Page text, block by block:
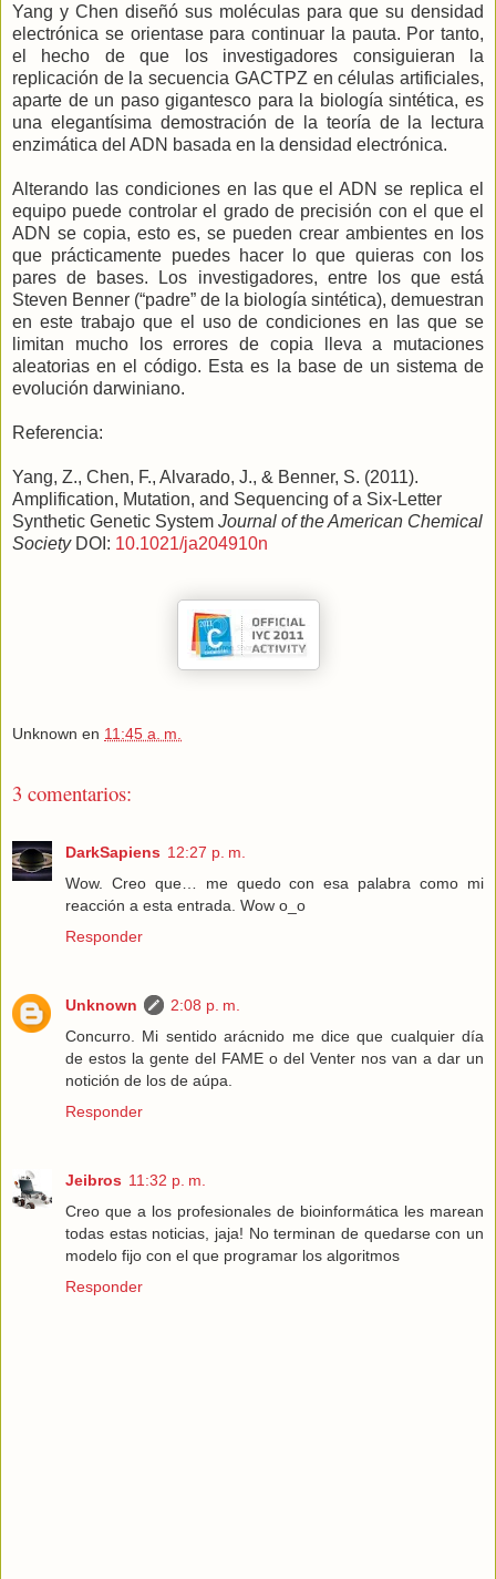
Yang y Chen diseñó sus moléculas para que su densidad
electrónica se orientase para continuar la pauta. Por tanto,
el hecho de que los investigadores consiguieran la
replicación de la secuencia GACTPZ en células artificiales,
aparte de un paso gigantesco para la biología sintética, es
una elegantísima demostración de la teoría de la lectura
enzimática del ADN basada en la densidad electrónica.
Alterando las condiciones en las que el ADN se replica el
equipo puede controlar el grado de precisión con el que el
ADN se copia, esto es, se pueden crear ambientes en los
que prácticamente puedes hacer lo que quieras con los
pares de bases. Los investigadores, entre los que está
Steven Benner (“padre” de la biología sintética), demuestran
en este trabajo que el uso de condiciones en las que se
limitan mucho los errores de copia lleva a mutaciones
aleatorias en el código. Esta es la base de un sistema de
evolución darwiniano.
Referencia:
Yang, Z., Chen, F., Alvarado, J., & Benner, S. (2011).
Amplification, Mutation, and Sequencing of a Six-Letter
Synthetic Genetic System Journal of the American Chemical
SocietyDOI: 10.1021/ja204910n
Unknown en 11:45 a. m.
3 comentarios:
DarkSapiens 12:27 p. m.
Wow. Creo que… me quedo con esa palabra como mi
reacción a esta entrada. Wow o_o
Responder
Unknown
2:08 p. m.
Concurro. Mi sentido arácnido me dice que cualquier día
de estos la gente del FAME o del Venter nos van a dar un
notición de los de aúpa.
Responder
Jeibros 11:32 p. m.
Creo que a los profesionales de bioinformática les marean
todas estas noticias, jaja! No terminan de quedarse con un
modelo fijo con el que programar los algoritmos
Responder